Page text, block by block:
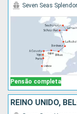
Pensão completa
Seven Seas Splendor